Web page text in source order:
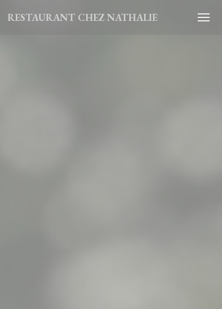
RESTAURANT CHEZ NATHALIE